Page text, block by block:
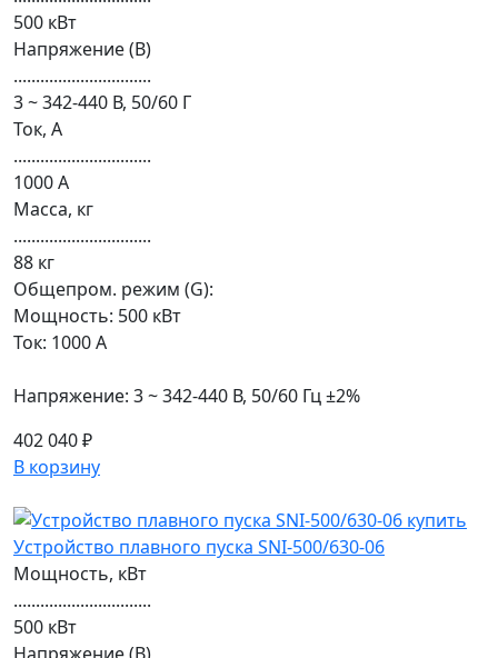
500 кВт
Напряжение (В)
...............................
3 ~ 342-440 В, 50/60 Г
Ток, А
...............................
1000 А
Масса, кг
...............................
88 кг
Общепром. режим (G):
Мощность: 500 кВт
Ток: 1000 А
Напряжение: 3 ~ 342-440 В, 50/60 Гц ±2%
402 040 ₽
В корзину
Устройство плавного пуска SNI-500/630-06
Мощность, кВт
...............................
500 кВт